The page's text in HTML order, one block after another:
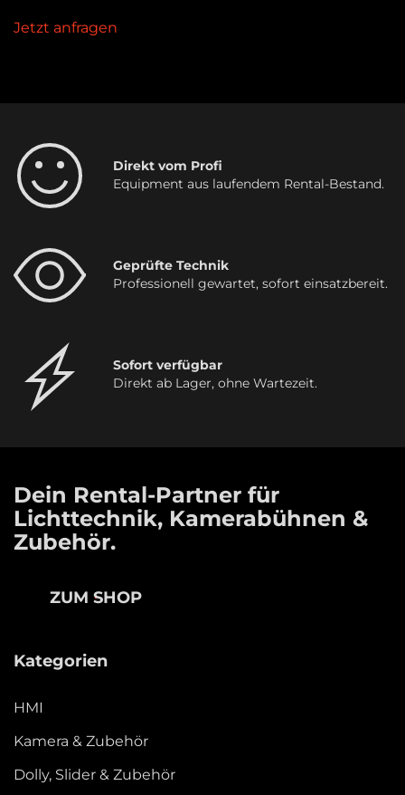
Jetzt anfragen
Direkt vom Profi
Equipment aus laufendem Rental-Bestand.
Geprüfte Technik
Professionell gewartet, sofort einsatzbereit.
Sofort verfügbar
Direkt ab Lager, ohne Wartezeit.
Dein Rental-Partner für
Lichttechnik, Kamerabühnen &
Zubehör.
ZUM SHOP
Kategorien
HMI
Kamera & Zubehör
Dolly, Slider & Zubehör